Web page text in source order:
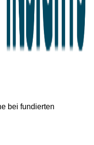
bei fundierten